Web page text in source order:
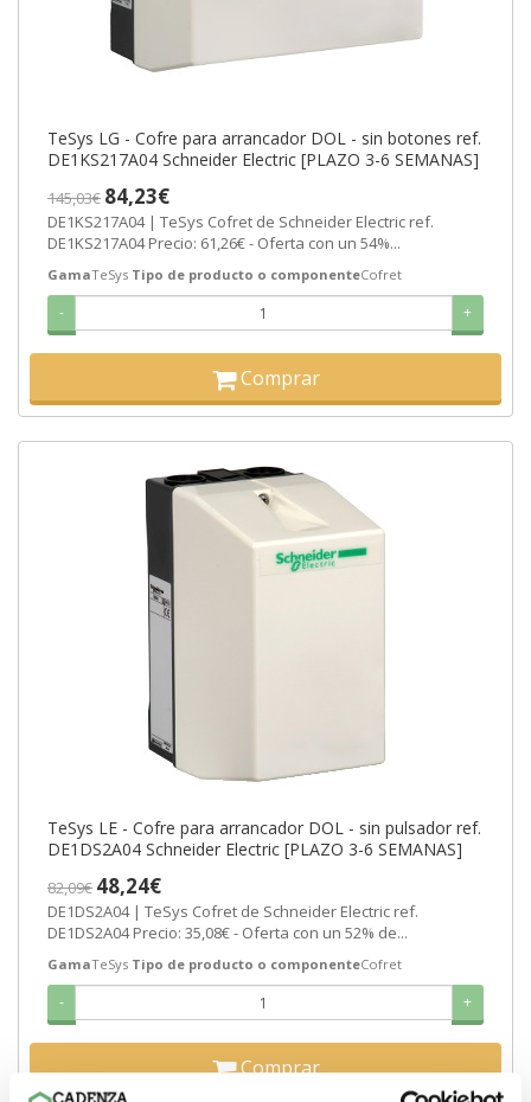
TeSys LG - Cofre para arrancador DOL - sin botones ref.
DE1KS217A04 Schneider Electric [PLAZO 3-6 SEMANAS]
145,03€ 84,23€
DE1KS217A04 | TeSys Cofret de Schneider Electric ref.
DE1KS217A04 Precio: 61,26€ - Oferta con un 54%...
GamaTeSys Tipo de producto o componenteCofret
- +
Comprar
TeSys LE - Cofre para arrancador DOL - sin pulsador ref.
DE1DS2A04 Schneider Electric [PLAZO 3-6 SEMANAS]
82,09€ 48,24€
DE1DS2A04 | TeSys Cofret de Schneider Electric ref.
DE1DS2A04 Precio: 35,08€ - Oferta con un 52% de...
GamaTeSys Tipo de producto o componenteCofret
- +
Comprar